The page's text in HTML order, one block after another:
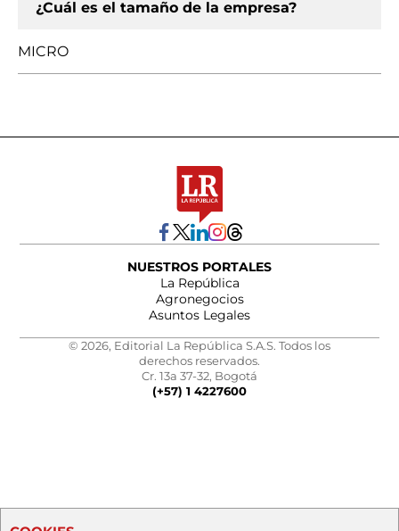
¿Cuál es el tamaño de la empresa?
MICRO
NUESTROS PORTALES
La República
Agronegocios
Asuntos Legales
© 2026, Editorial La República S.A.S. Todos los
derechos reservados.
Cr. 13a 37-32, Bogotá
(+57) 1 4227600